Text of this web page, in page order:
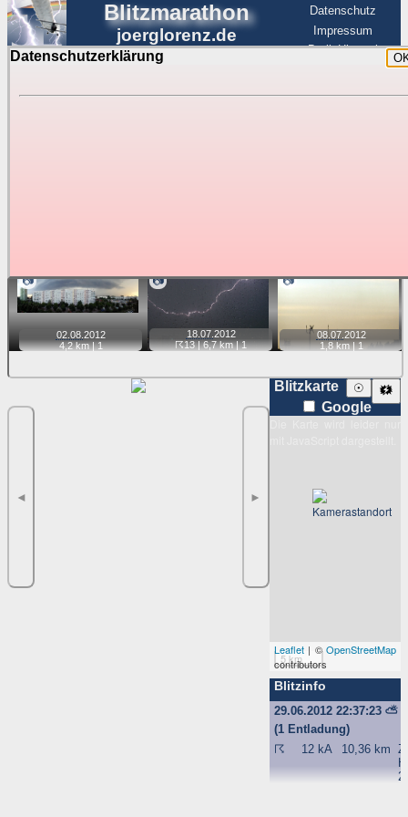
Datenschutzerklärung
Blitzmarathon
joerglorenz.de
Datenschutz
Impressum
BerlinHimmel
Blitzmarathon
Luftfahrt
📷
02.08. 2012
4,2 km |1
📷
18.07. 2012
☈13| 6,7 km |1
📷
08.07. 2012
1,8 km |1
◄ ►
Blitzkarte 🗱
☉
Google
5 km
Leaflet | ©OpenStreetMap
contributors
Blitzinfo
29.06.2012 22:37:23⛅
(1 Entladung)
☈
12 kA 10,36 km